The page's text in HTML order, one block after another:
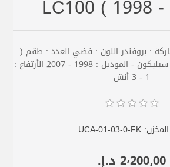
LC100 ( 1998
: بروفندر اللون : فضي العدد : طقم (
قطعتين ) نوع البوش : سيليكون - الموديل : 1998 - 2007 الأرتفاع :
1 - 3 أنش
UCA-01-03-0-FK
2٬200٫00 د.إ.‏